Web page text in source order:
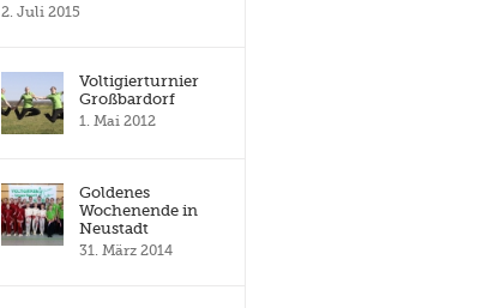
2. Juli 2015
Voltigierturnier
Großbardorf
1. Mai 2012
Goldenes
Wochenende in
Neustadt
31. März 2014